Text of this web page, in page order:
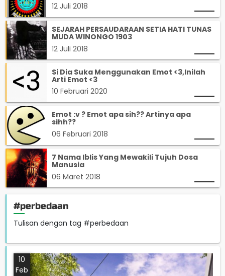
12 Juli 2018
SEJARAH PERSAUDARAAN SETIA HATI TUNAS
MUDA WINONGO 1903
12 Juli 2018
Si Dia Suka Menggunakan Emot <3,Inilah
Arti Emot <3
10 Februari 2020
Emot :v ? Emot apa sih?? Artinya apa
sihh??
06 Februari 2018
7 Nama Iblis Yang Mewakili Tujuh Dosa
Manusia
06 Maret 2018
#perbedaan
Tulisan dengan tag #perbedaan
10
Feb